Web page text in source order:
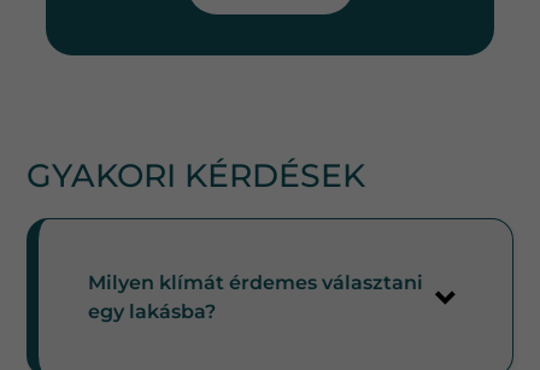
GYAKORI KÉRDÉSEK
Milyen klímát érdemes választani
egy lakásba?